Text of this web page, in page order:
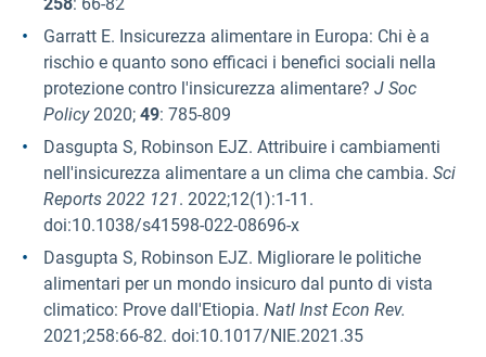
258: 66-82
Garratt E. Insicurezza alimentare in Europa: Chi è a
rischio e quanto sono efficaci i benefici sociali nella
protezione contro l'insicurezza alimentare? J Soc
Policy 2020; 49: 785-809
Dasgupta S, Robinson EJZ. Attribuire i cambiamenti
nell'insicurezza alimentare a un clima che cambia. Sci
Reports 2022 121. 2022;12(1):1-11.
doi:10.1038/s41598-022-08696-x
Dasgupta S, Robinson EJZ. Migliorare le politiche
alimentari per un mondo insicuro dal punto di vista
climatico: Prove dall'Etiopia. Natl Inst Econ Rev.
2021;258:66-82. doi:10.1017/NIE.2021.35